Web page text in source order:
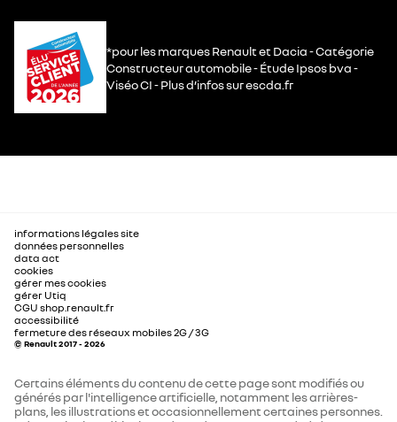
*pour les marques Renault et Dacia - Catégorie
Constructeur automobile - Étude Ipsos bva -
Viséo CI - Plus d’infos sur escda.fr
informations légales site
données personnelles
data act
cookies
gérer mes cookies
gérer Utiq
CGU shop.renault.fr
accessibilité
fermeture des réseaux mobiles 2G / 3G
© Renault 2017 - 2026
Certains éléments du contenu de cette page sont modifiés ou
générés par l'intelligence artificielle, notamment les arrières-
plans, les illustrations et occasionnellement certaines personnes.